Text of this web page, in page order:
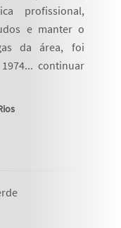
profissional,
e manter o
da área, foi
continuar